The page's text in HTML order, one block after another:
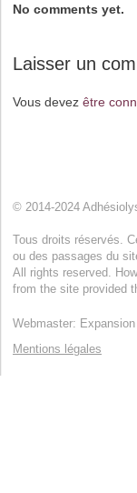
No comments yet.
Laisser un
Vous devez être
© 2014-2024
Tous droits réservés.
ou des passages du
All rights reserved.
from the site provided
Webmaster:
Mentions légales